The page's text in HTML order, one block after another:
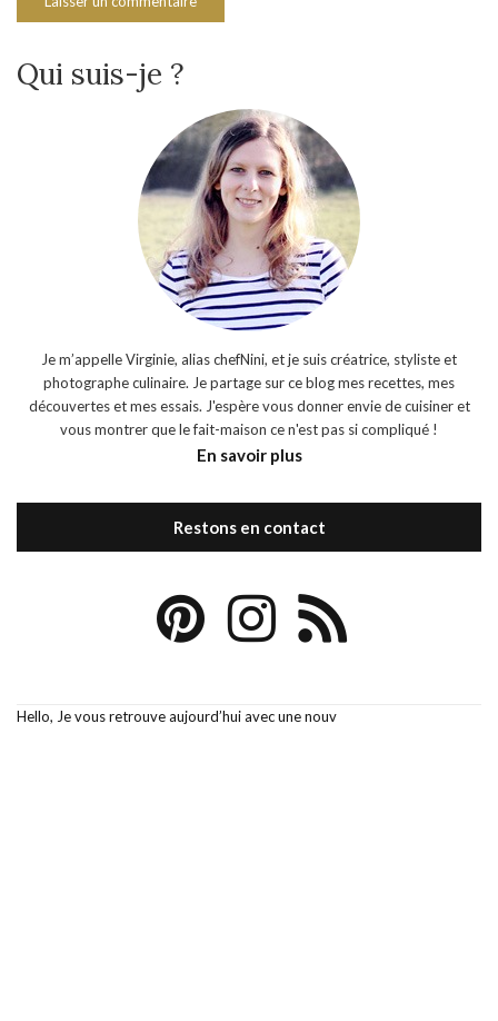
Qui suis-je ?
Je m’appelle Virginie, alias chefNini, et je suis créatrice, styliste et
photographe culinaire. Je partage sur ce blog mes recettes, mes
découvertes et mes essais. J'espère vous donner envie de cuisiner et
vous montrer que le fait-maison ce n'est pas si compliqué !
En savoir plus
Restons en contact
Hello, Je vous retrouve aujourd’hui avec une nouv